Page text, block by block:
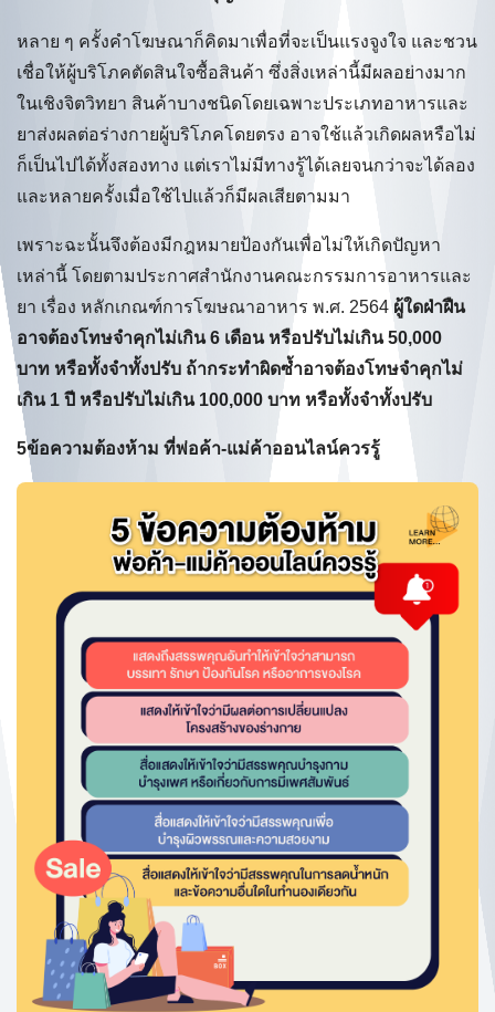
หลาย ๆ ครั้งคำโฆษณาก็คิดมาเพื่อที่จะเป็นแรงจูงใจ และชวน
เชื่อให้ผู้บริโภคตัดสินใจซื้อสินค้า ซึ่งสิ่งเหล่านี้มีผลอย่างมาก
ในเชิงจิตวิทยา สินค้าบางชนิดโดยเฉพาะประเภทอาหารและ
ยาส่งผลต่อร่างกายผู้บริโภคโดยตรง อาจใช้แล้วเกิดผลหรือไม่
ก็เป็นไปได้ทั้งสองทาง แต่เราไม่มีทางรู้ได้เลยจนกว่าจะได้ลอง
และหลายครั้งเมื่อใช้ไปแล้วก็มีผลเสียตามมา
เพราะฉะนั้นจึงต้องมีกฎหมายป้องกันเพื่อไม่ให้เกิดปัญหา
เหล่านี้ โดยตามประกาศสำนักงานคณะกรรมการอาหารและ
ยา เรื่อง หลักเกณฑ์การโฆษณาอาหาร พ.ศ. 2564 ผู้ใดฝ่าฝืน
อาจต้องโทษจำคุกไม่เกิน 6 เดือน หรือปรับไม่เกิน 50,000
บาท หรือทั้งจำทั้งปรับ ถ้ากระทำผิดซ้ำอาจต้องโทษจำคุกไม่
เกิน 1 ปี หรือปรับไม่เกิน 100,000 บาท หรือทั้งจำทั้งปรับ
5ข้อความต้องห้าม ที่พ่อค้า-แม่ค้าออนไลน์ควรรู้